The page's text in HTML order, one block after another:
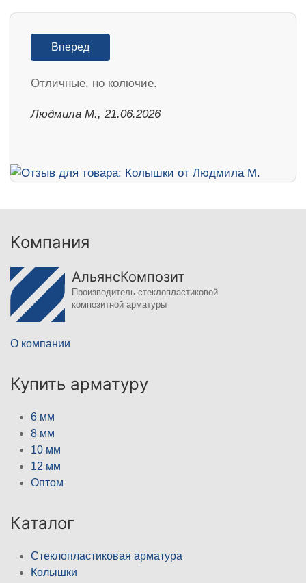
Вперед
Отличные, но колючие.
Людмила М., 21.06.2026
Компания
АльянсКомпозит
Производитель стеклопластиковой
композитной арматуры
О компании
Купить арматуру
6 мм
8 мм
10 мм
12 мм
Оптом
Каталог
Стеклопластиковая арматура
Колышки